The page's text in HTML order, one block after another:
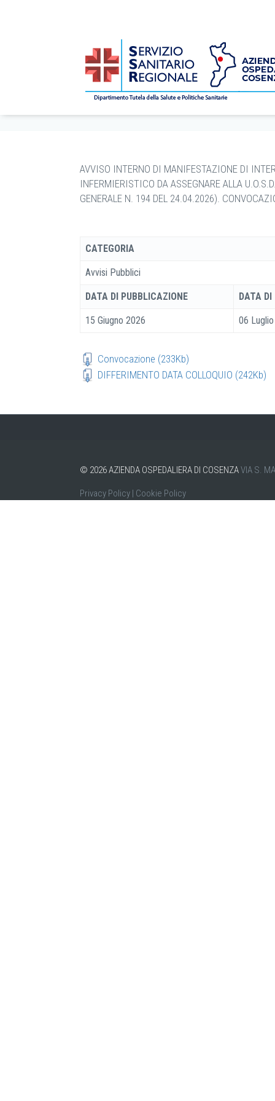
CONCORSI
Home /bandi/Avvisi Pubblici/2026
AVVISO INTERNO DI MANIFESTAZIONE DI
INFERMIERISTICO DA ASSEGNARE ALLA
GENERALE N. 194 DEL 24.04.2026).
CATEGORIA
Avvisi Pubblici
DATA DI PUBBLICAZIONE DATA
15 Giugno 2026 06
Convocazione (233Kb)
DIFFERIMENTO DATA COLLOQUIO (242Kb)
© 2026AZIENDA OSPEDALIERA DI COSENZAVIA S.
Privacy Policy | Cookie Policy